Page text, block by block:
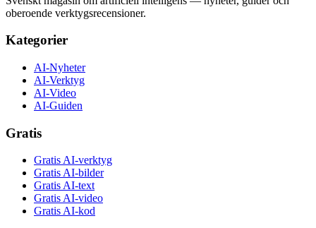
oberoende verktygsrecensioner.
Kategorier
AI-Nyheter
AI-Verktyg
AI-Video
AI-Guiden
Gratis
Gratis AI-verktyg
Gratis AI-bilder
Gratis AI-text
Gratis AI-video
Gratis AI-kod